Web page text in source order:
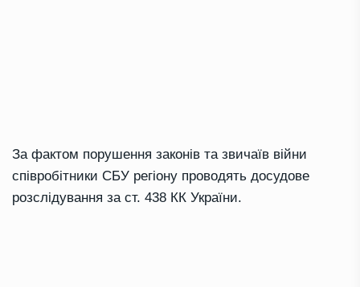
За фактом порушення законів та звичаїв війни
співробітники СБУ регіону проводять досудове
розслідування за ст. 438 КК України.